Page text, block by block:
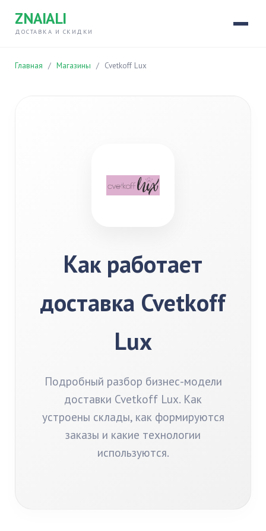
ZNAIALI
ДОСТАВКА И СКИДКИ
Главная / Магазины / Cvetkoff Lux
Как работает
доставка Cvetkoff
Lux
Подробный разбор бизнес-модели
доставки Cvetkoff Lux. Как
устроены склады, как формируются
заказы и какие технологии
используются.